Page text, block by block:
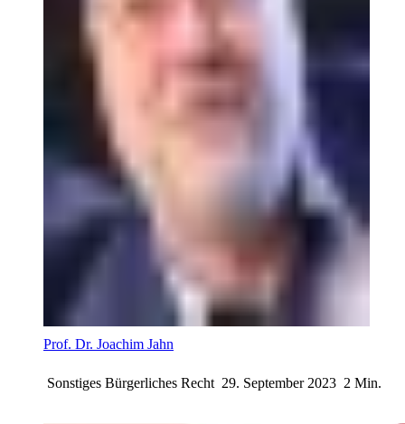
Prof. Dr. Joachim Jahn
Sonstiges Bürgerliches Recht 29. September 2023 2 Min.